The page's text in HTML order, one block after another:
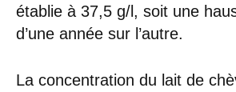
établie à 37,5 g/l, soit une
d’une année sur l’autre.
La concentration du lait de